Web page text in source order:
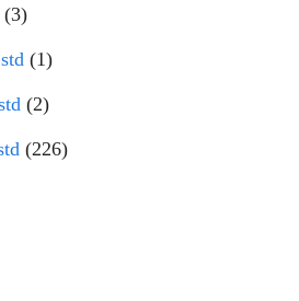
(3)
(1)
(2)
(226)